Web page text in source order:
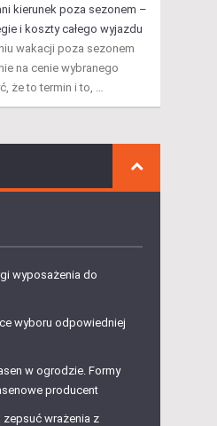
kierunek poza sezonem –
i koszty całego wyjazdu
wakacji poza sezonem
na cenie wybranego
że to termin i to, …
wyposażenia do
wyboru odpowiedniej
w ogrodzie. Formy
producent
zepsuć wrażenia z